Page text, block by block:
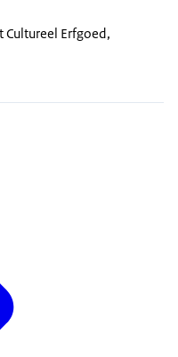
Erfgoed,